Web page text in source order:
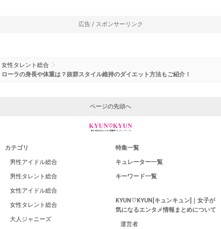
広告 / スポンサーリンク
女性タレント総合
ローラの身長や体重は？抜群スタイル維持のダイエット方法もご紹介！
ページの先頭へ
カテゴリ
男性アイドル総合
男性タレント総合
女性アイドル総合
女性タレント総合
大人ジャニーズ
特集一覧
キュレーター一覧
キーワード一覧
KYUN♡KYUN[キュンキュン]｜女子が
気になるエンタメ情報まとめについて
運営者